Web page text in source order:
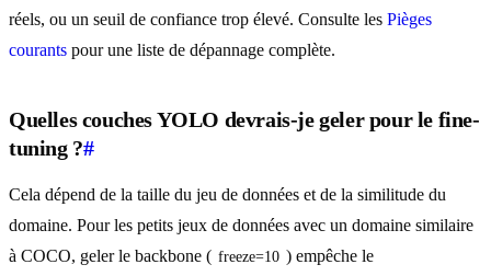
réels, ou un seuil de confiance trop élevé. Consulte les Pièges
courants pour une liste de dépannage complète.
Quelles couches YOLO devrais-je geler pour le fine-
tuning ?#
Cela dépend de la taille du jeu de données et de la similitude du
domaine. Pour les petits jeux de données avec un domaine similaire
à COCO, geler le backbone ( freeze=10 ) empêche le